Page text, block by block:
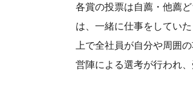
各賞の投票は自薦・他薦
は、一緒に仕事をしてい
上で全社員が自分や周囲
営陣による選考が行われ